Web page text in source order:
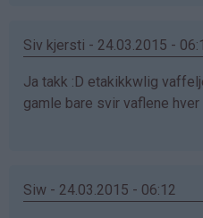
Siv kjersti - 24.03.2015 -
Ja takk :D etakikkwlig
gamle bare svir vaflene hver
Siw - 24.03.2015 - 06:12